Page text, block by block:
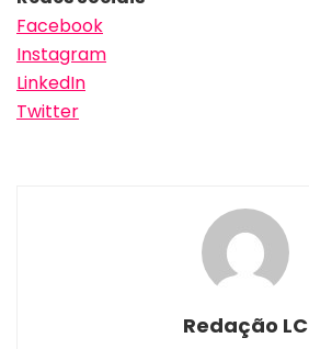
Facebook
Instagram
LinkedIn
Twitter
Redação LC